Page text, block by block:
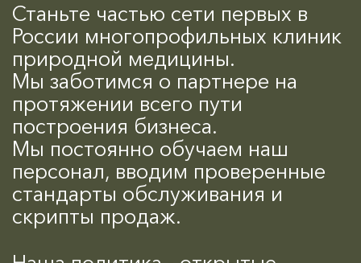
Станьте частью сети первых в
России многопрофильных клиник
природной медицины.
Мы заботимся о партнере на
протяжении всего пути
построения бизнеса.
Мы постоянно обучаем наш
персонал, вводим проверенные
стандарты обслуживания и
скрипты продаж.